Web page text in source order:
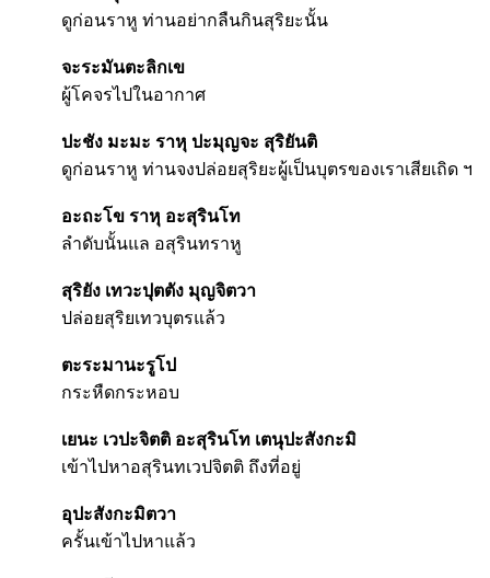
ดูก่อนราหู ท่านอย่ากลืนกินสุริยะนั้น
จะระมันตะลิกเข
ผู้โคจรไปในอากาศ
ปะชัง มะมะ ราหุ ปะมุญจะ สุริยันติ
ดูก่อนราหู ท่านจงปล่อยสุริยะผู้เป็นบุตรของเราเสียเถิด ฯ
อะถะโข ราหุ อะสุรินโท
ลำดับนั้นแล อสุรินทราหู
สุริยัง เทวะปุตตัง มุญจิตวา
ปล่อยสุริยเทวบุตรแล้ว
ตะระมานะรูโป
กระหืดกระหอบ
เยนะ เวปะจิตติ อะสุรินโท เตนุปะสังกะมิ
เข้าไปหาอสุรินทเวปจิตติ ถึงที่อยู่
อุปะสังกะมิตวา
ครั้นเข้าไปหาแล้ว